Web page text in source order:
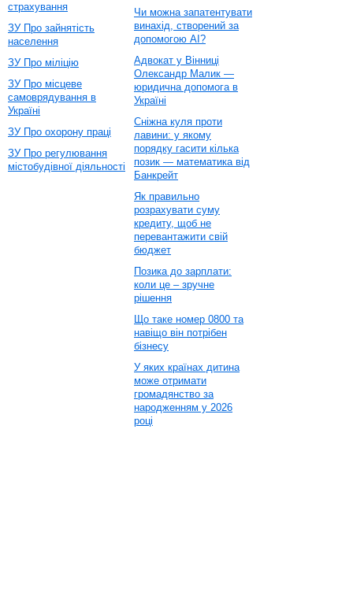
страхування
ЗУ Про зайнятість
населення
ЗУ Про міліцію
ЗУ Про місцеве
самоврядування в
Україні
ЗУ Про охорону праці
ЗУ Про регулювання
містобудівної діяльності
Чи можна запатентувати
винахід, створений за
допомогою AI?
Адвокат у Вінниці
Олександр Малик —
юридична допомога в
Україні
Сніжна куля проти
лавини: у якому
порядку гасити кілька
позик — математика від
Банкрейт
Як правильно
розрахувати суму
кредиту, щоб не
перевантажити свій
бюджет
Позика до зарплати:
коли це – зручне
рішення
Що таке номер 0800 та
навіщо він потрібен
бізнесу
У яких країнах дитина
може отримати
громадянство за
народженням у 2026
році